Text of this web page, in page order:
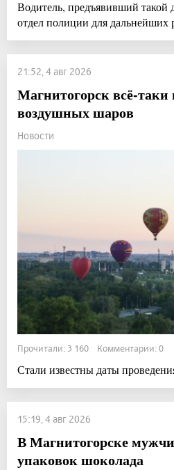
Водитель, предъявивший такой
отдел полиции для дальнейших
21:52, 4 авг 2026
Магнитогорск всё-
воздушных шаров
Новости
Прочитали: 3 160 Комментарии: 0
Стали известны даты
15:19, 4 авг 2026
В Магнитогорске
упаковок шоколада